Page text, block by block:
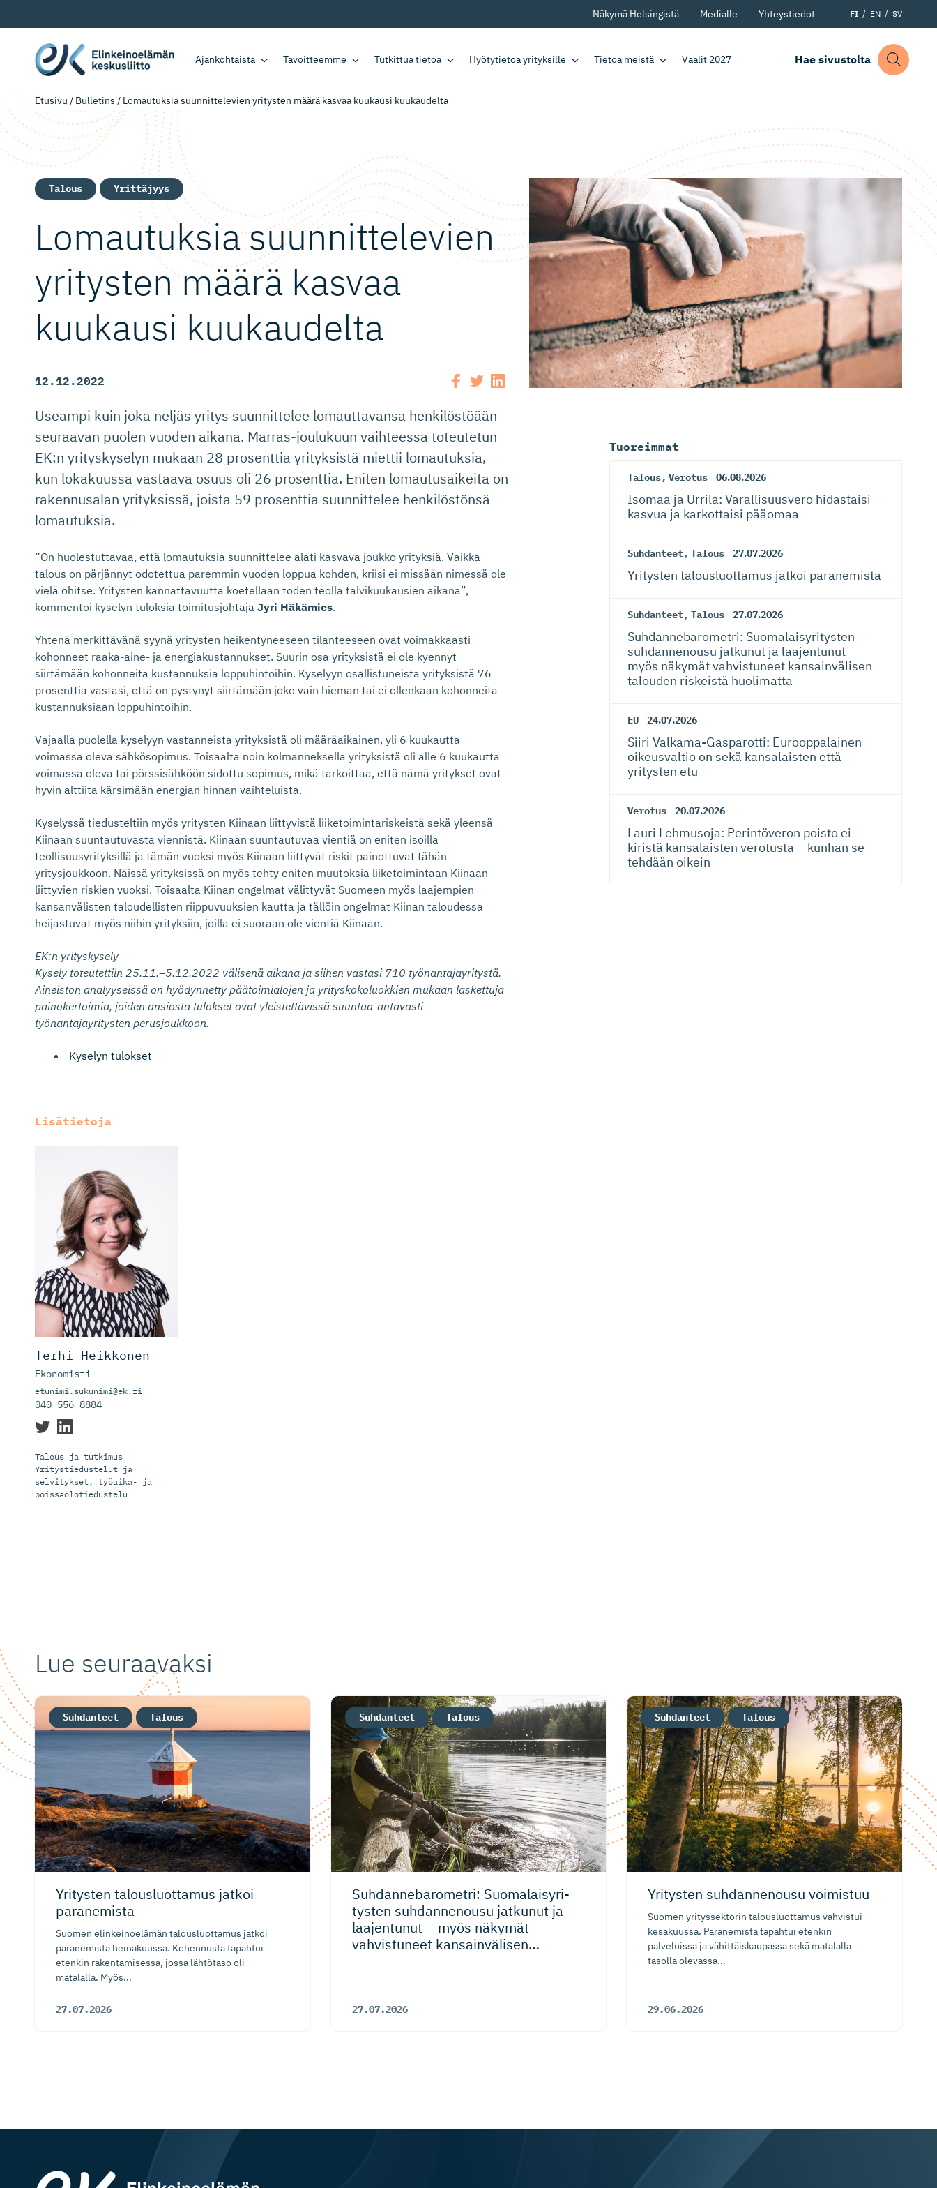
Näkymä Helsingistä Medialle Yhteystiedot FI EN SV
Ajankohtaista Tavoitteemme Tutkittua tietoa Hyötytietoa yrityksille Tietoa meistä Vaalit 2027 Hae sivustolta
Etusivu / Bulletins / Lomautuksia suunnittelevien yritysten määrä kasvaa kuukausi kuukaudelta
Talous Yrittäjyys
Lomautuksia suunnitte­levien
yritysten määrä kasvaa
kuukausi kuukaudelta
12.12.2022
Useampi kuin joka neljäs yritys suunnittelee lomauttavansa henkilöstöään
seuraavan puolen vuoden aikana. Marras-joulukuun vaihteessa toteutetun
EK:n yrityskyselyn mukaan 28 prosenttia yrityksistä miettii lomautuksia,
kun lokakuussa vastaava osuus oli 26 prosenttia. Eniten lomautusaikeita on
rakennusalan yrityksissä, joista 59 prosenttia suunnittelee henkilöstönsä
lomautuksia.
”On huolestuttavaa, että lomautuksia suunnittelee alati kasvava joukko yrityksiä. Vaikka
talous on pärjännyt odotettua paremmin vuoden loppua kohden, kriisi ei missään nimessä ole
vielä ohitse. Yritysten kannattavuutta koetellaan toden teolla talvikuukausien aikana”,
kommentoi kyselyn tuloksia toimitusjohtaja Jyri Häkämies.
Yhtenä merkittävänä syynä yritysten heikentyneeseen tilanteeseen ovat voimakkaasti
kohonneet raaka-aine- ja energiakustannukset. Suurin osa yrityksistä ei ole kyennyt
siirtämään kohonneita kustannuksia loppuhintoihin. Kyselyyn osallistuneista yrityksistä 76
prosenttia vastasi, että on pystynyt siirtämään joko vain hieman tai ei ollenkaan kohonneita
kustannuksiaan loppuhintoihin.
Vajaalla puolella kyselyyn vastanneista yrityksistä oli määräaikainen, yli 6 kuukautta
voimassa oleva sähkösopimus. Toisaalta noin kolmanneksella yrityksistä oli alle 6 kuukautta
voimassa oleva tai pörssisähköön sidottu sopimus, mikä tarkoittaa, että nämä yritykset ovat
hyvin alttiita kärsimään energian hinnan vaihteluista.
Kyselyssä tiedusteltiin myös yritysten Kiinaan liittyvistä liiketoimintariskeistä sekä yleensä
Kiinaan suuntautuvasta viennistä. Kiinaan suuntautuvaa vientiä on eniten isoilla
teollisuusyrityksillä ja tämän vuoksi myös Kiinaan liittyvät riskit painottuvat tähän
yritysjoukkoon. Näissä yrityksissä on myös tehty eniten muutoksia liiketoimintaan Kiinaan
liittyvien riskien vuoksi. Toisaalta Kiinan ongelmat välittyvät Suomeen myös laajempien
kansanvälisten taloudellisten riippuvuuksien kautta ja tällöin ongelmat Kiinan taloudessa
heijastuvat myös niihin yrityksiin, joilla ei suoraan ole vientiä Kiinaan.
EK:n yrityskysely
Kysely toteutettiin 25.11.–5.12.2022 välisenä aikana ja siihen vastasi 710 työnantajayritystä.
Aineiston analyyseissä on hyödynnetty päätoimialojen ja yrityskokoluokkien mukaan laskettuja
painokertoimia, joiden ansiosta tulokset ovat yleistettävissä suuntaa-antavasti
työnantajayritysten perusjoukkoon.
Kyselyn tulokset
Lisätietoja
Terhi Heikkonen
Ekonomisti
etunimi.sukunimi@ek.fi
040 556 8884
Talous ja tutkimus |
Yritystiedustelut ja
selvitykset, työaika- ja
poissaolotiedustelu
Tuoreimmat
Talous, Verotus 06.08.2026
Isomaa ja Urrila: Varallisuusvero hidastaisi
kasvua ja karkottaisi pääomaa
Suhdanteet, Talous 27.07.2026
Yritysten talousluottamus jatkoi paranemista
Suhdanteet, Talous 27.07.2026
Suhdanneba­ro­metri: Suomalaisy­ri­tysten
suhdannenousu jatkunut ja laajentunut –
myös näkymät vahvistuneet kansainvälisen
talouden riskeistä huolimatta
EU 24.07.2026
Siiri Valkama-Gas­pa­rotti: Eurooppalainen
oikeusvaltio on sekä kansalaisten että
yritysten etu
Verotus 20.07.2026
Lauri Lehmusoja: Perintöveron poisto ei
kiristä kansalaisten verotusta – kunhan se
tehdään oikein
Lue seuraavaksi
Yritysten talousluottamus jatkoi
paranemista
Suomen elinkeinoelämän talousluottamus jatkoi
paranemista heinäkuussa. Kohennusta tapahtui
etenkin rakentamisessa, jossa lähtötaso oli
matalalla. Myös...
27.07.2026
Suhdanteet Talous
Suhdanneba­ro­metri: Suomalaisy­ri­
tysten suhdannenousu jatkunut ja
laajentunut – myös näkymät
vahvistuneet kansainvälisen
27.07.2026
Suhdanteet Talous
Yritysten suhdannenousu voimistuu
Suomen yrityssektorin talousluottamus vahvistui
kesäkuussa. Paranemista tapahtui etenkin
palveluissa ja vähittäiskaupassa sekä matalalla
tasolla olevassa...
29.06.2026
Suhdanteet Talous